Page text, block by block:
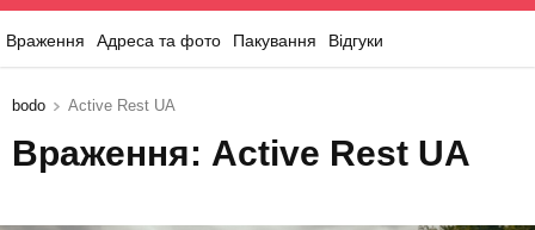
Враження Адреса та фото Пакування Відгуки
bodo Active Rest UA
Враження: Active Rest UA